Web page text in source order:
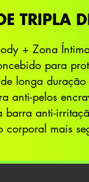
TRIPLA
+ Zona
para
longa
anti-pelos
barra anti-
corporal mais